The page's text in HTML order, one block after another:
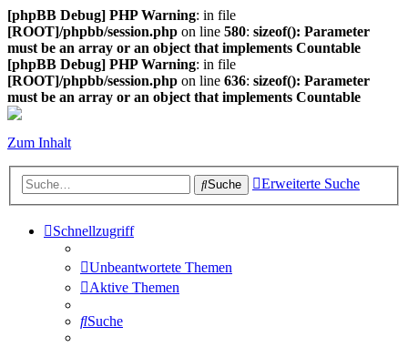
[phpBB Debug] PHP Warning: in file
[ROOT]/phpbb/session.php on line 580: sizeof(): Parameter
must be an array or an object that implements Countable
[phpBB Debug] PHP Warning: in file
[ROOT]/phpbb/session.php on line 636: sizeof(): Parameter
must be an array or an object that implements Countable
Zum Inhalt
Suche Erweiterte Suche
Schnellzugriff
Unbeantwortete Themen
Aktive Themen
Suche